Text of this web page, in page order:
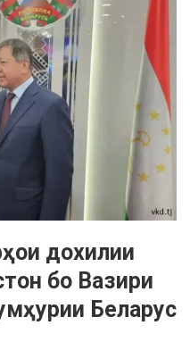
дохилии
бо Вазири
Беларус